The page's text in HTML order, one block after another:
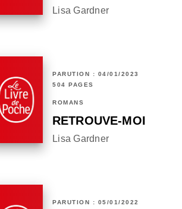
Lisa Gardner
PARUTION : 04/01/2023
504 PAGES
ROMANS
RETROUVE-MOI
Lisa Gardner
PARUTION : 05/01/2022